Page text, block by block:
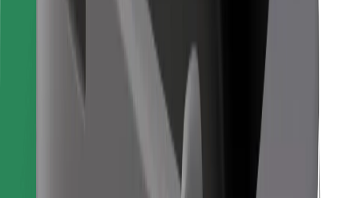
Для власників автопарків
Для ресторанів
Bolt for Business